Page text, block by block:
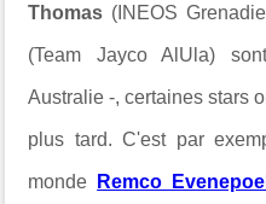
Thomas (INEOS
(Team Jayco AlUla)
Australie -, certaines stars
plus tard. C'est par
monde Remco Evenepoel